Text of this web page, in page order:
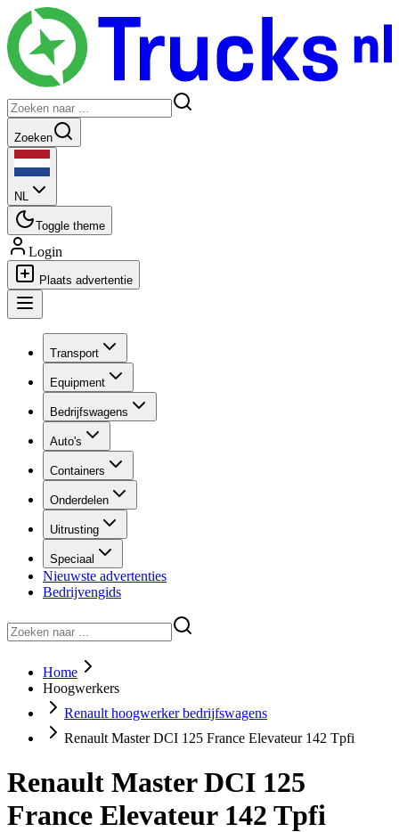
Zoeken
NL
Toggle theme
Login
Plaats advertentie
Transport
Equipment
Bedrijfswagens
Auto's
Containers
Onderdelen
Uitrusting
Speciaal
Nieuwste advertenties
Bedrijvengids
Home
Hoogwerkers
Renault hoogwerker bedrijfswagens
Renault Master DCI 125 France Elevateur 142 Tpfi
Renault Master DCI 125
France Elevateur 142 Tpfi